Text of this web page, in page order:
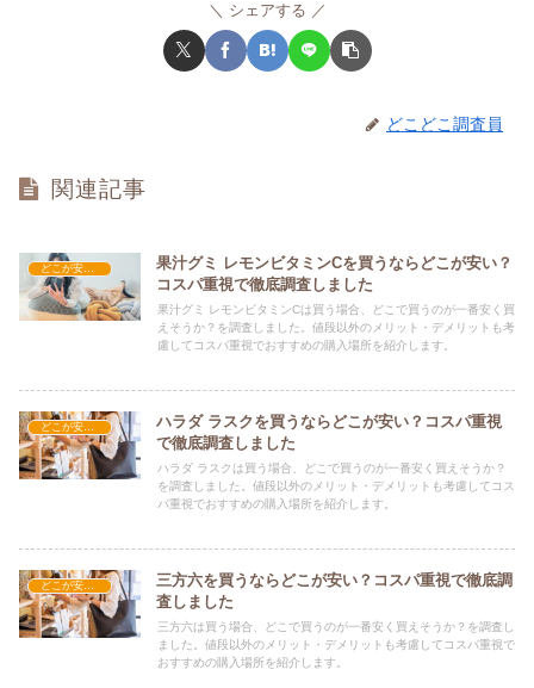
シェアする
どこどこ調査員
関連記事
どこが安い？-お菓子・スイーツ・アイス
果汁グミ レモンビタミンCを買うならどこが安い？
コスパ重視で徹底調査しました
果汁グミ レモンビタミンCは買う場合、どこで買うのが一番安く買
えそうか？を調査しました。値段以外のメリット・デメリットも考
慮してコスパ重視でおすすめの購入場所を紹介します。
どこが安い？-お菓子・スイーツ・アイス
ハラダ ラスクを買うならどこが安い？コスパ重視
で徹底調査しました
ハラダ ラスクは買う場合、どこで買うのが一番安く買えそうか？
を調査しました。値段以外のメリット・デメリットも考慮してコス
パ重視でおすすめの購入場所を紹介します。
どこが安い？-お菓子・スイーツ・アイス
三方六を買うならどこが安い？コスパ重視で徹底調
査しました
三方六は買う場合、どこで買うのが一番安く買えそうか？を調査し
ました。値段以外のメリット・デメリットも考慮してコスパ重視で
おすすめの購入場所を紹介します。